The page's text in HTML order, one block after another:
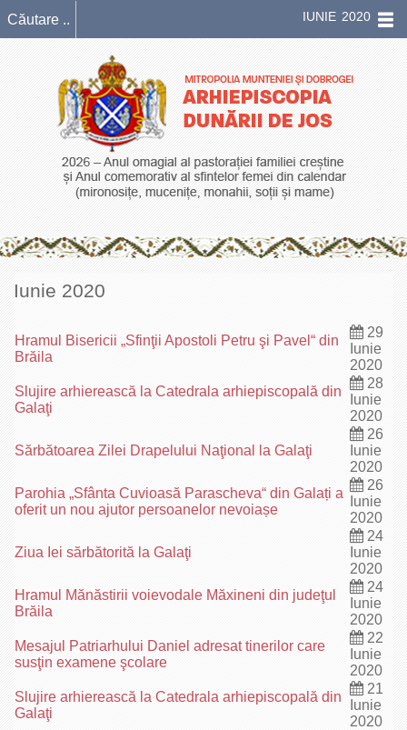
IUNIE 2020
Iunie 2020
Hramul Bisericii „Sfinţii Apostoli Petru şi Pavel“ din
Brăila
29
Iunie
2020
Slujire arhierească la Catedrala arhiepiscopală din
Galaţi
28
Iunie
2020
Sărbătoarea Zilei Drapelului Naţional la Galaţi
26
Iunie
2020
Parohia „Sfânta Cuvioasă Parascheva“ din Galați a
oferit un nou ajutor persoanelor nevoiașe
26
Iunie
2020
Ziua Iei sărbătorită la Galaţi
24
Iunie
2020
Hramul Mănăstirii voievodale Măxineni din judeţul
Brăila
24
Iunie
2020
Mesajul Patriarhului Daniel adresat tinerilor care
susţin examene şcolare
22
Iunie
2020
Slujire arhierească la Catedrala arhiepiscopală din
Galaţi
21
Iunie
2020